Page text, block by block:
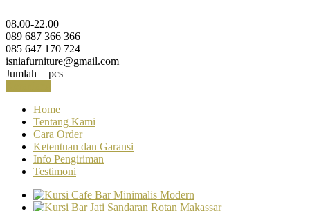
08.00-22.00
089 687 366 366
085 647 170 724
isniafurniture@gmail.com
Jumlah = pcs
Home
Tentang Kami
Cara Order
Ketentuan dan Garansi
Info Pengiriman
Testimoni